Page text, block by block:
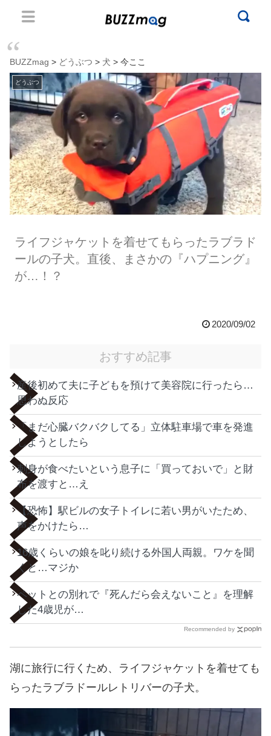
BUZZmag > どうぶつ > 犬 > 今ここ
どうぶつ
ライフジャケットを着せてもらったラブラド
ールの子犬。直後、まさかの『ハプニング』
が…！？
2020/09/02
おすすめ記事
産後初めて夫に子どもを預けて美容院に行ったら…
思わぬ反応
「まだ心臓バクバクしてる」立体駐車場で車を発進
しようとしたら
刺身が食べたいという息子に「買っておいで」と財
布を渡すと…え
【恐怖】駅ビルの女子トイレに若い男がいたため、
声をかけたら…
16歳くらいの娘を叱り続ける外国人両親。ワケを聞
くと…マジか
ペットとの別れで『死んだら会えないこと』を理解
した4歳児が…
Recommended by
湖に旅行に行くため、ライフジャケットを着せても
らったラブラドールレトリバーの子犬。